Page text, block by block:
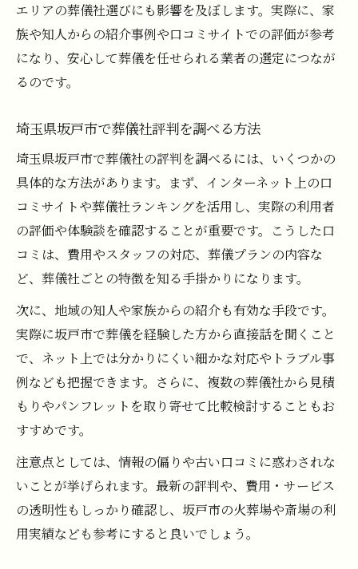
評判の悪い葬儀社を見極めるための視点
評判の悪い葬儀社に共通する特徴とは
口コミで判明するトラブル事例と回避策
信頼できない葬儀社の見分け方を解説
火葬場や斎場の特徴と葬儀の流れを解説
葬儀の流れと火葬場利用時の注意点
坂戸市火葬場と斎場の特徴を比較解説
葬儀社と斎場選択時の評判の見方
葬儀の流れにおける各施設の役割
葬儀口コミに見る斎場利用の実例紹介
エリアの葬儀社選びにも影響を及ぼします。実際に、家
族や知人からの紹介事例や口コミサイトでの評価が参考
になり、安心して葬儀を任せられる業者の選定につなが
るのです。
埼玉県坂戸市で葬儀社評判を調べる方法
埼玉県坂戸市で葬儀社の評判を調べるには、いくつかの
具体的な方法があります。まず、インターネット上の口
コミサイトや葬儀社ランキングを活用し、実際の利用者
の評価や体験談を確認することが重要です。こうした口
コミは、費用やスタッフの対応、葬儀プランの内容な
ど、葬儀社ごとの特徴を知る手掛かりになります。
次に、地域の知人や家族からの紹介も有効な手段です。
実際に坂戸市で葬儀を経験した方から直接話を聞くこと
で、ネット上では分かりにくい細かな対応やトラブル事
例なども把握できます。さらに、複数の葬儀社から見積
もりやパンフレットを取り寄せて比較検討することもお
すすめです。
注意点としては、情報の偏りや古い口コミに惑わされな
いことが挙げられます。最新の評判や、費用・サービス
の透明性もしっかり確認し、坂戸市の火葬場や斎場の利
用実績なども参考にすると良いでしょう。